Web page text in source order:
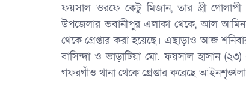
ফয়সাল ওরফে কেটু মিজান, তার স্ত্রী
উপজেলার ভবানীপুর এলাকা থেকে, আল
থেকে গ্রেপ্তার করা হয়েছে। এছাড়াও আজ
বাসিন্দা ও ভাড়াটিয়া মো. ফয়সাল হাসান
গফরগাঁও থানা থেকে গ্রেপ্তার করেছে আইনশৃঙ্খলা